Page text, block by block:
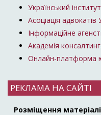
Український
Асоціація адвокатів
Інформаційне
Академія
Онлайн-платформа
РЕКЛАМА НА САЙТІ
Розміщення